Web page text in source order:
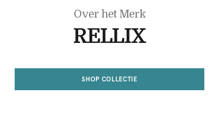
Over het Merk
RELLIX
SHOP COLLECTIE